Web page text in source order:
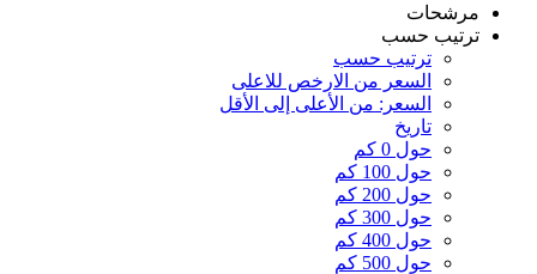
مرشحات
ترتيب حسب
ترتيب حسب
السعر من الارخص للاعلى
السعر: من الأعلى إلى الأقل
تاريخ
حول 0 كم
حول 100 كم
حول 200 كم
حول 300 كم
حول 400 كم
حول 500 كم